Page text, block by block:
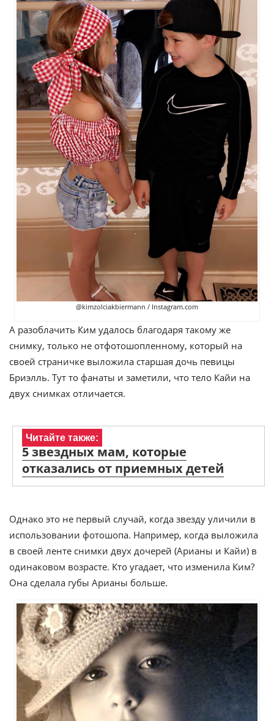
@kimzolciakbiermann / Instagram.com
А разоблачить Ким удалось благодаря такому же
снимку, только не отфотошопленному, который на
своей страничке выложила старшая дочь певицы
Бриэлль. Тут то фанаты и заметили, что тело Кайи на
двух снимках отличается.
Читайте также:
5 звездных мам, которые
отказались от приемных детей
Однако это не первый случай, когда звезду уличили в
использовании фотошопа. Например, когда выложила
в своей ленте снимки двух дочерей (Арианы и Кайи) в
одинаковом возрасте. Кто угадает, что изменила Ким?
Она сделала губы Арианы больше.